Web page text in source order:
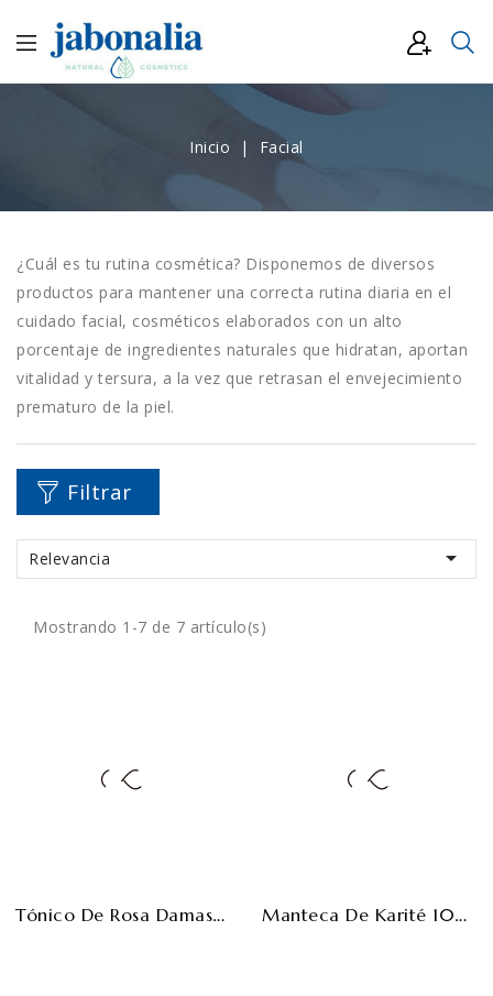
Inicio Facial
¿Cuál es tu rutina cosmética? Disponemos de diversos
productos para mantener una correcta rutina diaria en el
cuidado facial, cosméticos elaborados con un alto
porcentaje de ingredientes naturales que hidratan, aportan
vitalidad y tersura, a la vez que retrasan el envejecimiento
prematuro de la piel.
Filtrar
Relevancia 
Mostrando 1-7 de 7 artículo(s)
Tónico De Rosa Damascena Y Aloe Spray - 100ml Manteca De Karité 100% Pura ECO - 120ml